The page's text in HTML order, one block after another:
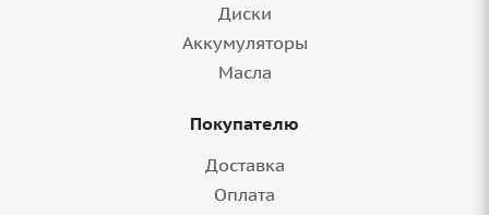
Диски
Аккумуляторы
Масла
Покупателю
Доставка
Оплата